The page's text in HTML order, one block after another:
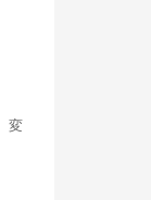
変